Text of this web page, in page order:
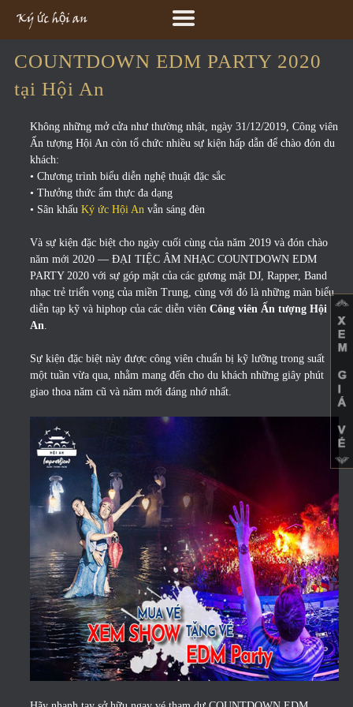
COUNTDOWN EDM PARTY 2020
tại Hội An
Không những mở cửa như thường nhật, ngày 31/12/2019, Công viên
Ấn tượng Hội An còn tổ chức nhiều sự kiện hấp dẫn để chào đón du
khách:
• Chương trình biểu diễn nghệ thuật đặc sắc
• Thưởng thức ẩm thực đa dạng
• Sân khấu Ký ức Hội Anvẫn sáng đèn
Và sự kiện đặc biệt cho ngày cuối cùng của năm 2019 và đón chào
năm mới 2020 — ĐẠI TIỆC ÂM NHẠC COUNTDOWN EDM
PARTY 2020 với sự góp mặt của các gương mặt DJ, Rapper, Band
nhạc trẻ triển vọng của miền Trung, cùng với đó là những màn biểu
diễn tạp kỹ và hiphop của các diễn viên Công viên Ấn tượng Hội
An.
Sự kiện đặc biệt này được công viên chuẩn bị kỹ lưỡng trong suất
một tuần vừa qua, nhằm mang đến cho du khách những giây phút
giao thoa năm cũ và năm mới đáng nhớ nhất.